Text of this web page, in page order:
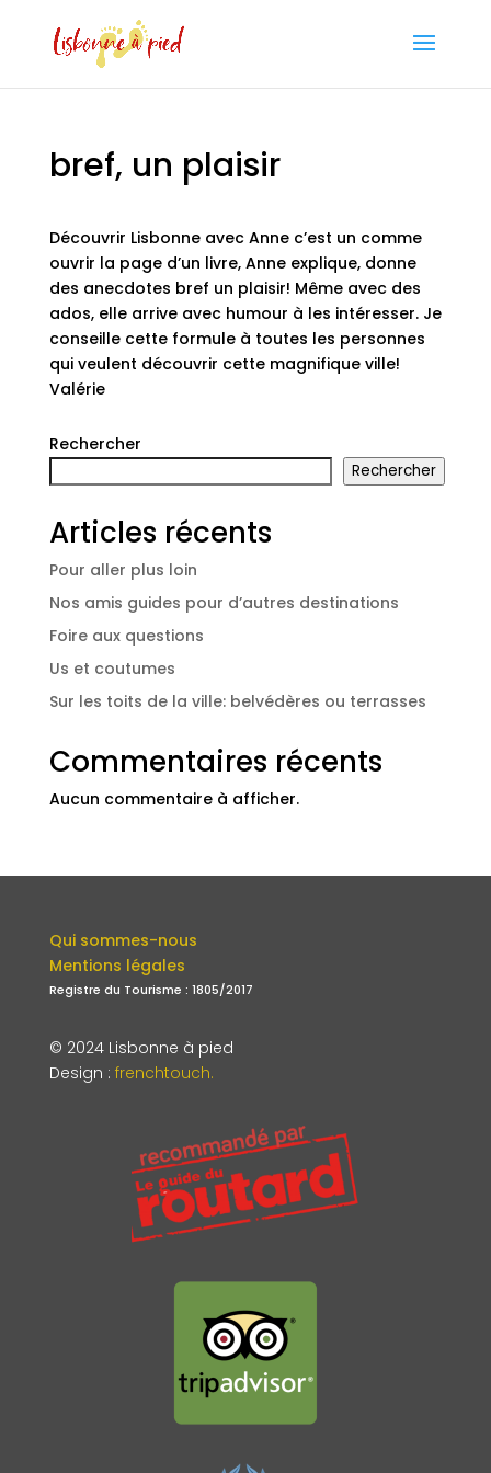
bref, un plaisir
Découvrir Lisbonne avec Anne c’est un comme
ouvrir la page d’un livre, Anne explique, donne
des anecdotes bref un plaisir! Même avec des
ados, elle arrive avec humour à les intéresser. Je
conseille cette formule à toutes les personnes
qui veulent découvrir cette magnifique ville!
Valérie
Rechercher
Rechercher
Articles récents
Pour aller plus loin
Nos amis guides pour d’autres destinations
Foire aux questions
Us et coutumes
Sur les toits de la ville: belvédères ou terrasses
Commentaires récents
Aucun commentaire à afficher.
Qui sommes-nous
Mentions légales
Registre du Tourisme : 1805/2017
© 2024 Lisbonne à pied
Design : frenchtouch.